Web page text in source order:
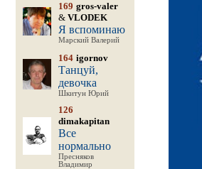
169 gros-valer
& VLODEK
Я вспоминаю
Марский Валерий
164 igornov
Танцуй,
девочка
Шкитун Юрий
126
dimakapitan
Все
нормально
Пресняков
Владимир